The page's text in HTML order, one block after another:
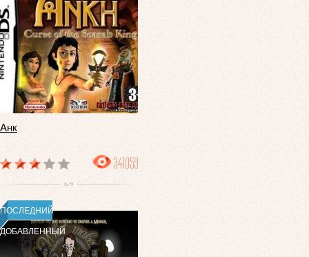
Анк
341059
ПОСЛЕДНИЙ
ДОБАВЛЕННЫЙ